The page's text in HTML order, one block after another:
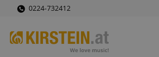
0224-732412